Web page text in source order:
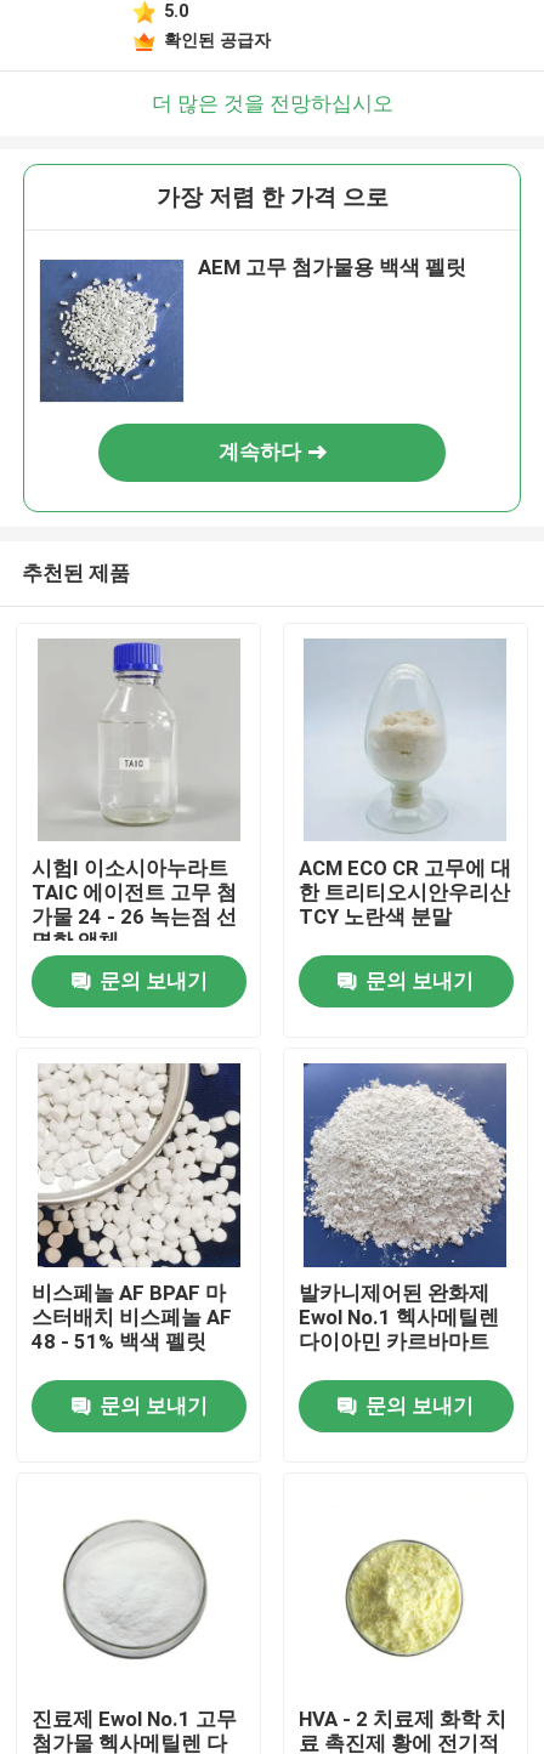
회사 소개
접촉
제품 소개
탄성체 실리콘
MVQ 실리콘
투명한 실리콘 고무
특수 고무
ACM 충돌
5.0
확인된 공급자
더 많은 것을 전망하십시오
가장 저렴 한 가격 으로
AEM 고무 첨가물용 백색 펠릿
계속하다
추천된 제품
시험I 이소시아누라트
TAIC 에이전트 고무 첨
가물 24 - 26 녹는점 선
명한 액체
문의 보내기
ACM ECO CR 고무에 대
한 트리티오시안우리산
TCY 노란색 분말
문의 보내기
비스페놀 AF BPAF 마
스터배치 비스페놀 AF
48 - 51% 백색 펠릿
문의 보내기
발카니제어된 완화제
Ewol No.1 헥사메틸렌
다이아민 카르바마트
문의 보내기
진료제 Ewol No.1 고무
첨가물 헥사메틸렌 다
HVA - 2 치료제 화학 치
료 촉진제 황에 전기적